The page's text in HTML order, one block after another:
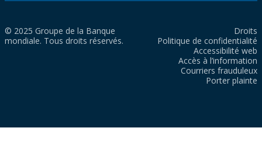
© 2025 Groupe de la Banque
mondiale. Tous droits réservés.
Droits
Politique de confidentialité
Accessibilité web
Accès à l’information
Courriers frauduleux
Porter plainte